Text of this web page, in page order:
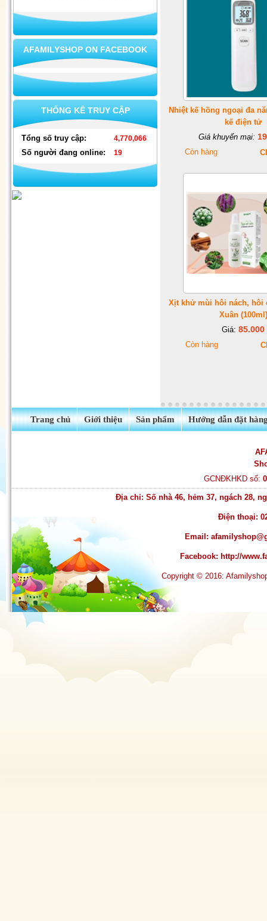
Bộ ấm chén cao cấp L8-73 (2)
siêu hot
AFAMILYSHOP ON FACEBOOK
THỐNG KÊ TRUY CẬP
Tổng số truy cập: 4,770,066
Số người đang online: 19
Nhiệt kế hồng ngoại đa
kế điện tử
Giá khuyến mại:
Còn hàng
Xịt khử mùi hôi nách, hôi
Xuân (100ml)
Giá: 85.000
Còn hàng
Trang chủ Giới thiệu Sản phẩm Hướng dẫn đặt
GCNĐKHKD số:
Địa chỉ: Số nhà 46, hẻm 37, ngách 28,
Điện thoại:
Email:
Facebook: http://
Copyright © 2016: